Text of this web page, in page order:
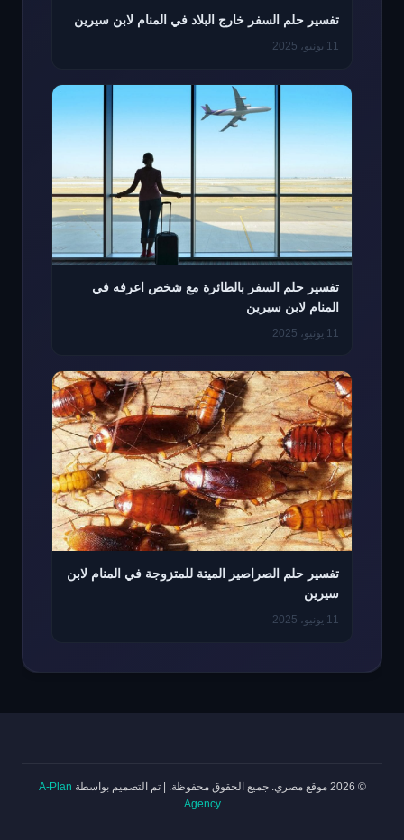
تفسير حلم السفر خارج البلاد في المنام لابن سيرين
11 يونيو، 2025
تفسير حلم السفر بالطائرة مع شخص اعرفه في
المنام لابن سيرين
11 يونيو، 2025
تفسير حلم الصراصير الميتة للمتزوجة في المنام لابن
سيرين
11 يونيو، 2025
© 2026 موقع مصري. جميع الحقوق محفوظة. |تم التصميم بواسطة A-Plan
Agency